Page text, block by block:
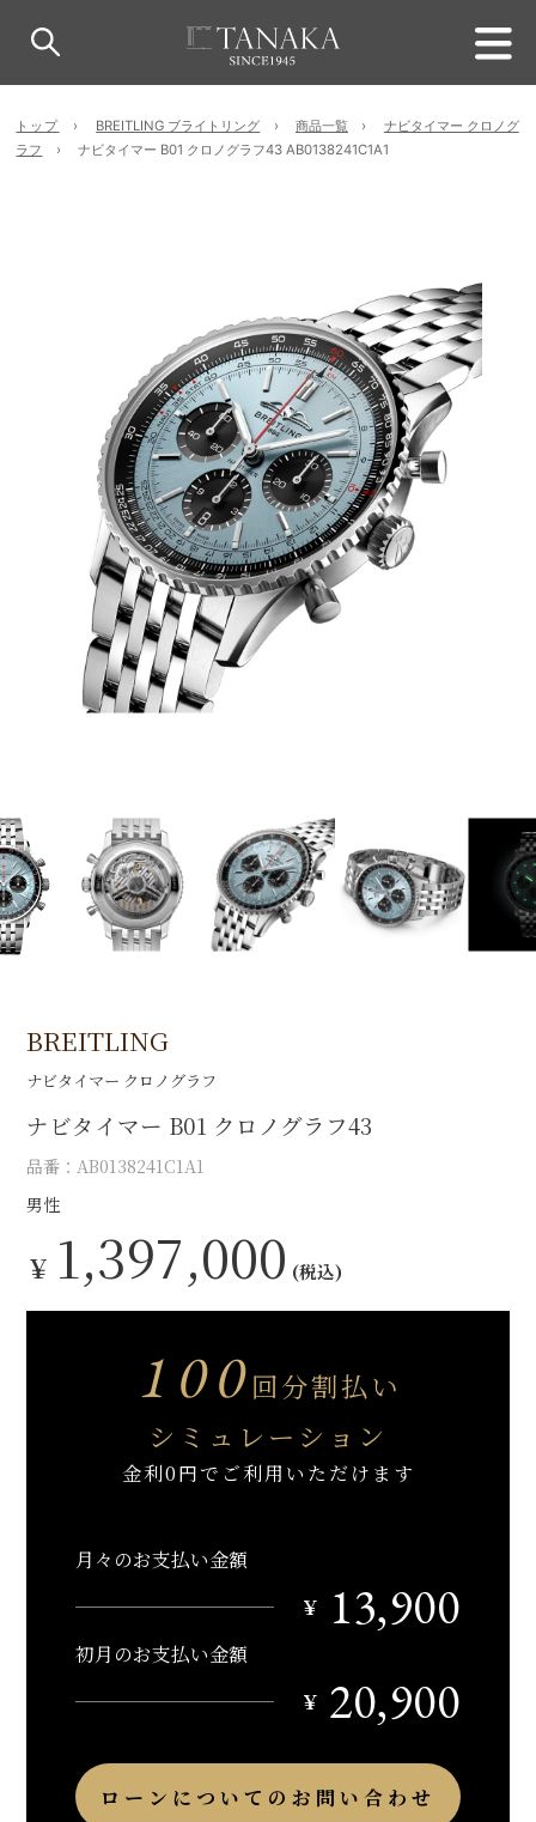
トップ BREITLING ブライトリング 商品一覧
ナビタイマー クロノグ
ラフ
ナビタイマー B01 クロノグラフ43 AB0138241C1A1
BREITLING
ナビタイマー クロノグラフ
ナビタイマー B01 クロノグラフ43
品番：AB0138241C1A1
男性
￥ 1,397,000 (税込)
100回分割払い
シミュレーション
金利0円でご利用いただけます
月々のお支払い金額
￥
13,900
初月のお支払い金額
￥ 20,900
ローンについてのお問い合わせ